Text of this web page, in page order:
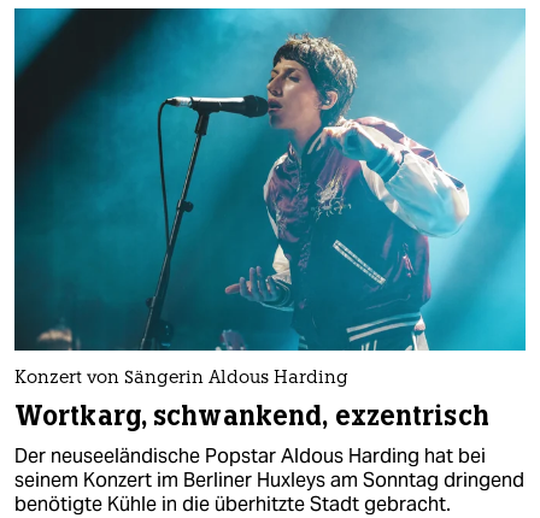
Konzert von Sängerin Aldous Harding
Wortkarg, schwankend, exzentrisch
Der neuseeländische Popstar Aldous Harding hat bei
seinem Konzert im Berliner Huxleys am Sonntag dringend
benötigte Kühle in die überhitzte Stadt gebracht.